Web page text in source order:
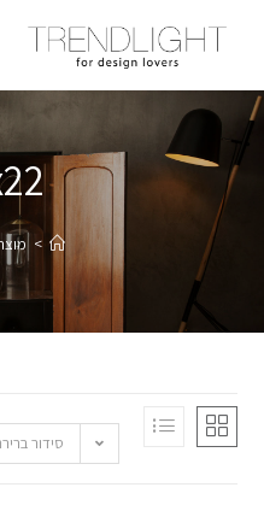
>
סידור